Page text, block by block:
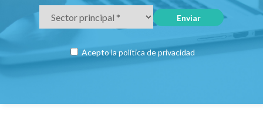
Acepto lapolítica de privacidad